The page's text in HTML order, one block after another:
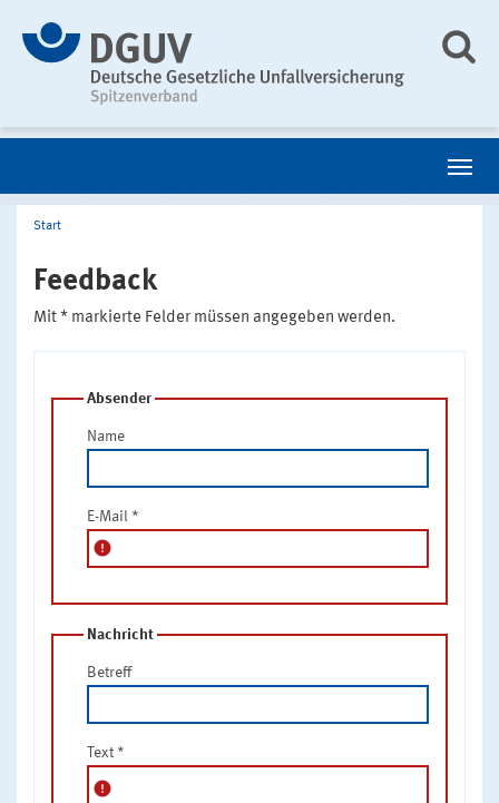
Start
Feedback
Mit * markierte Felder müssen angegeben werden.
Absender
Name
E-Mail *
error
Nachricht
Betreff
Text *
error